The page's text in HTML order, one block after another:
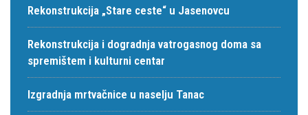
Rekonstrukcija „Stare ceste“ u Jasenovcu
Rekonstrukcija i dogradnja vatrogasnog doma sa
spremištem i kulturni centar
Izgradnja mrtvačnice u naselju Tanac